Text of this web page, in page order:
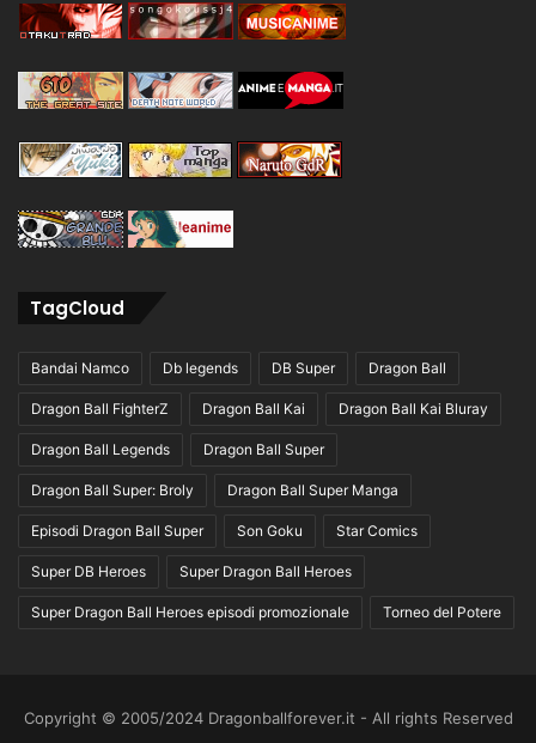
TagCloud
Bandai Namco Db legends DB Super Dragon Ball
Dragon Ball FighterZ Dragon Ball Kai Dragon Ball Kai Bluray
Dragon Ball Legends Dragon Ball Super
Dragon Ball Super: Broly Dragon Ball Super Manga
Episodi Dragon Ball Super Son Goku Star Comics
Super DB Heroes Super Dragon Ball Heroes
Super Dragon Ball Heroes episodi promozionale Torneo del Potere
Copyright © 2005/2024 Dragonballforever.it - All rights Reserved